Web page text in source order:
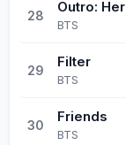
28
Outro: Her
BTS
29
Filter
BTS
30
Friends
BTS